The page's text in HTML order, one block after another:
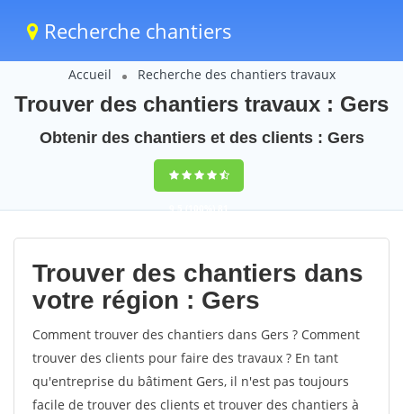
Recherche chantiers
Accueil Recherche des chantiers travaux
Trouver des chantiers travaux : Gers
Obtenir des chantiers et des clients : Gers
9,5(100%)81
votes
Trouver des chantiers dans
votre région : Gers
Comment trouver des chantiers dans Gers ? Comment
trouver des clients pour faire des travaux ? En tant
qu'entreprise du bâtiment Gers, il n'est pas toujours
facile de trouver des clients et trouver des chantiers à